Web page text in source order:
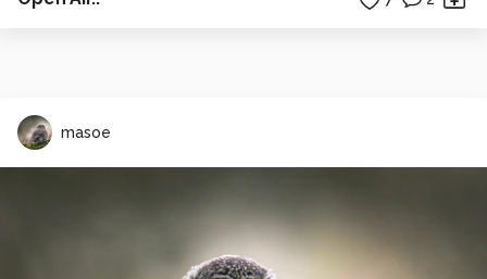
masoe